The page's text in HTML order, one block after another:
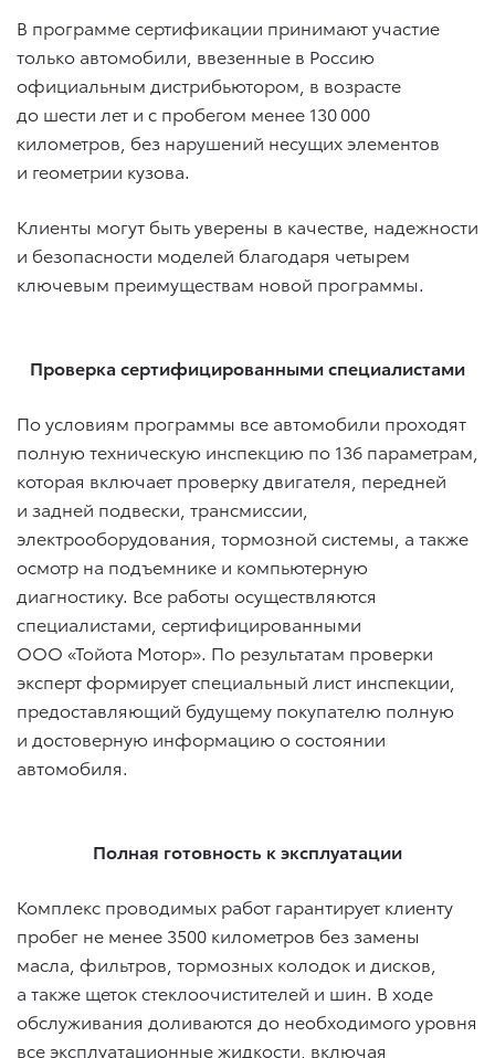
В программе сертификации принимают участие
только автомобили, ввезенные в Россию
официальным дистрибьютором, в возрасте
до шести лет и с пробегом менее 130 000
километров, без нарушений несущих элементов
и геометрии кузова.
Клиенты могут быть уверены в качестве, надежности
и безопасности моделей благодаря четырем
ключевым преимуществам новой программы.
Проверка сертифицированными специалистами
По условиям программы все автомобили проходят
полную техническую инспекцию по 136 параметрам,
которая включает проверку двигателя, передней
и задней подвески, трансмиссии,
электрооборудования, тормозной системы, а также
осмотр на подъемнике и компьютерную
диагностику. Все работы осуществляются
специалистами, сертифицированными
ООО «Тойота Мотор». По результатам проверки
эксперт формирует специальный лист инспекции,
предоставляющий будущему покупателю полную
и достоверную информацию о состоянии
автомобиля.
Полная готовность к эксплуатации
Комплекс проводимых работ гарантирует клиенту
пробег не менее 3500 километров без замены
масла, фильтров, тормозных колодок и дисков,
а также щеток стеклоочистителей и шин. В ходе
обслуживания доливаются до необходимого уровня
все эксплуатационные жидкости, включая